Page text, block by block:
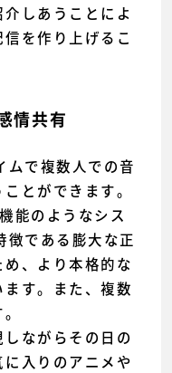
しあうことによ
を作り上げるこ
情共有
ムで複数人での音
とができます。
能のようなシス
徴である膨大な正
、より本格的な
す。また、複数
ながらその日の
入りのアニメや